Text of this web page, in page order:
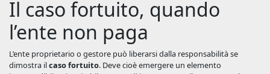
Il caso fortuito, quando
l’ente non paga
L’ente proprietario o gestore può liberarsi dalla responsabilità se
dimostra ilcaso fortuito. Deve cioè emergere un elemento